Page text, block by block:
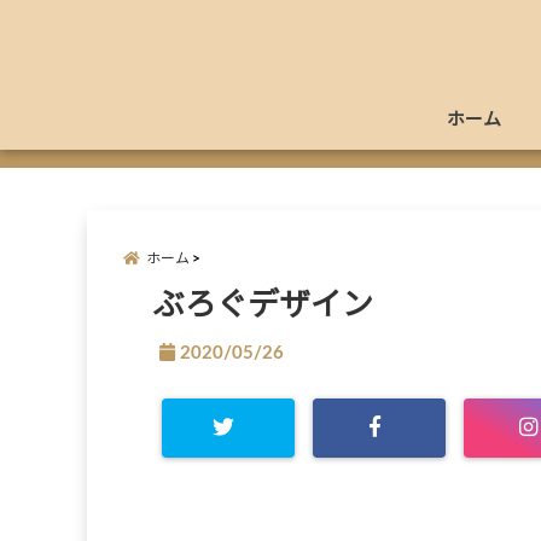
ホーム
ホーム
ぶろぐデザイン
2020/05/26